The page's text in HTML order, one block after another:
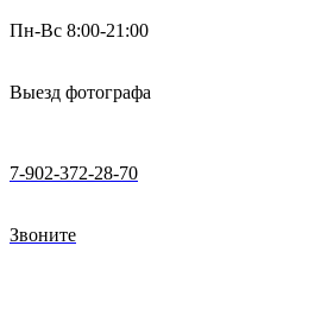
Пн-Вс 8:00-21:00
Выезд фотографа
7-902-372-28-70
Звоните